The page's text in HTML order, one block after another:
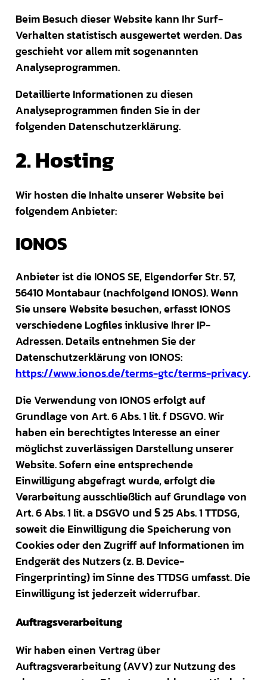
Beim Besuch dieser Website kann Ihr Surf-
Verhalten statistisch ausgewertet werden. Das
geschieht vor allem mit sogenannten
Analyseprogrammen.
Detaillierte Informationen zu diesen
Analyseprogrammen finden Sie in der
folgenden Datenschutzerklärung.
2. Hosting
Wir hosten die Inhalte unserer Website bei
folgendem Anbieter:
IONOS
Anbieter ist die IONOS SE, Elgendorfer Str. 57,
56410 Montabaur (nachfolgend IONOS). Wenn
Sie unsere Website besuchen, erfasst IONOS
verschiedene Logfiles inklusive Ihrer IP-
Adressen. Details entnehmen Sie der
Datenschutzerklärung von IONOS:
https://www.ionos.de/terms-gtc/terms-privacy.
Die Verwendung von IONOS erfolgt auf
Grundlage von Art. 6 Abs. 1 lit. f DSGVO. Wir
haben ein berechtigtes Interesse an einer
möglichst zuverlässigen Darstellung unserer
Website. Sofern eine entsprechende
Einwilligung abgefragt wurde, erfolgt die
Verarbeitung ausschließlich auf Grundlage von
Art. 6 Abs. 1 lit. a DSGVO und § 25 Abs. 1 TTDSG,
soweit die Einwilligung die Speicherung von
Cookies oder den Zugriff auf Informationen im
Endgerät des Nutzers (z. B. Device-
Fingerprinting) im Sinne des TTDSG umfasst. Die
Einwilligung ist jederzeit widerrufbar.
Auftragsverarbeitung
Wir haben einen Vertrag über
Auftragsverarbeitung (AVV) zur Nutzung des